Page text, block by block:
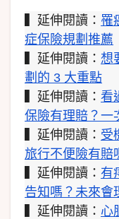
▍延伸閱讀： 罹
症保險規劃推薦
▍延伸閱讀： 想
劃的 3 大重點
▍延伸閱讀： 看
保險有理賠？一
▍延伸閱讀： 受
旅行不便險有賠
▍延伸閱讀： 有
告知嗎？未來會
▍延伸閱讀： 心